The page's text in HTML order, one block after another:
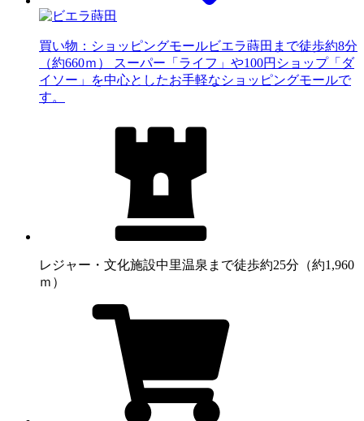
買い物：ショッピングモールビエラ蒔田まで徒歩約8分
（約660ｍ） スーパー「ライフ」や100円ショップ「ダ
イソー」を中心としたお手軽なショッピングモールで
す。
レジャー・文化施設中里温泉まで徒歩約25分（約1,960
ｍ）